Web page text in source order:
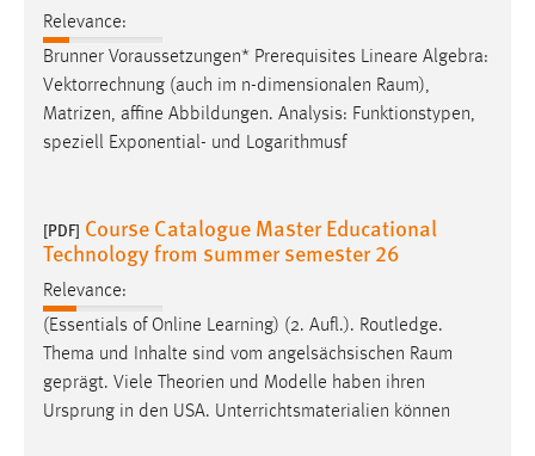
Relevance:
Brunner Voraussetzungen* Prerequisites Lineare Algebra:
Vektorrechnung (auch im n-dimensionalen Raum),
Matrizen, affine Abbildungen. Analysis: Funktionstypen,
speziell Exponential- und Logarithmusf
[PDF] Course Catalogue Master Educational
Technology from summer semester 26
Relevance:
(Essentials of Online Learning) (2. Aufl.). Routledge.
Thema und Inhalte sind vom angelsächsischen Raum
geprägt. Viele Theorien und Modelle haben ihren
Ursprung in den USA. Unterrichtsmaterialien können